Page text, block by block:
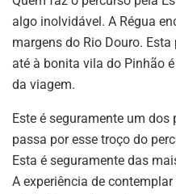
algo inolvidável. A Régua
margens do Rio Douro.
até à bonita vila do Pinhão
da viagem.
Este é seguramente um
passa por esse troço do
Esta é seguramente das
A experiência de